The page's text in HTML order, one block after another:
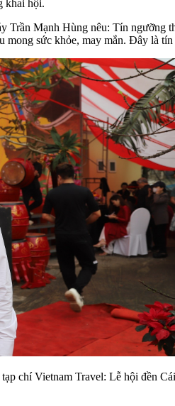
khai hội.
Mạnh Hùng nêu: Tín ngưỡng
sức khỏe, may mắn. Đây là
chí Vietnam Travel: Lễ hội đền